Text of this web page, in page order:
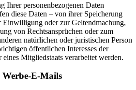
Ihrer personenbezogenen Daten
diese Daten – von ihrer Speicherung
Einwilligung oder zur Geltendmachung,
von Rechtsansprüchen oder zum
natürlichen oder juristischen Person
öffentlichen Interesses der
Mitgliedstaats verarbeitet werden.
E-Mails